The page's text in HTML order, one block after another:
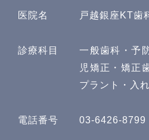
医院名 戸越銀座KT歯
診療科目
一般歯科・予
児矯正・矯正
プラント・入
電話番号 03-6426-8799